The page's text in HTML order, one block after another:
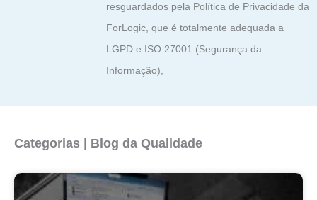
resguardados pela Política de Privacidade da
ForLogic, que é totalmente adequada a
LGPD e ISO 27001 (Segurança da
Informação),
Categorias | Blog da Qualidade